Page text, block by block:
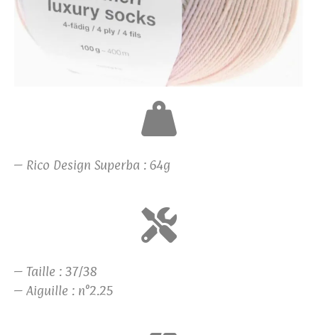
– Rico Design Superba : 64g
– Taille : 37/38
– Aiguille : n°2.25